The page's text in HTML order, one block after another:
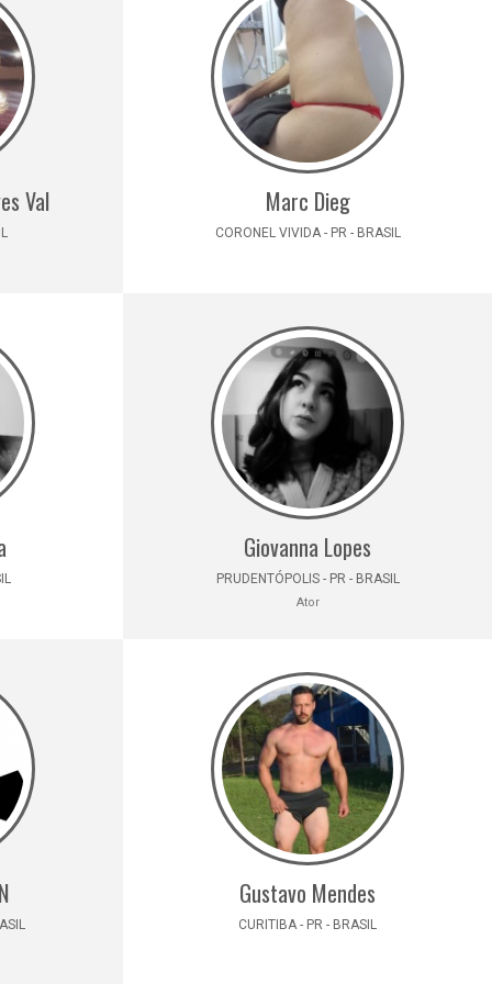
Val Marc Dieg
CORONEL VIVIDA - PR - BRASIL
Giovanna Lopes
PRUDENTÓPOLIS - PR - BRASIL
Ator
Gustavo Mendes
CURITIBA - PR - BRASIL